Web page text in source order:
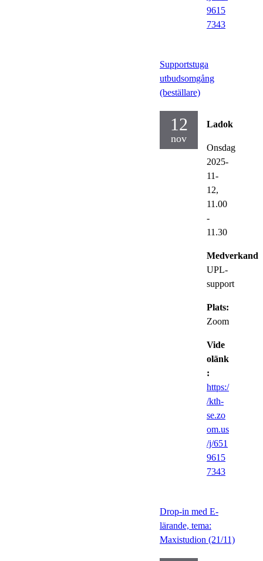
9615
7343
Supportstuga
utbudsomgång
(beställare)
12
nov
Ladok
Onsdag
2025-
11-
12,
11.00
-
11.30
UPL-
support
Plats:
Zoom
Vide
olänk
:
https:/
/kth-
se.zo
om.us
/j/651
9615
7343
Drop-in med E-
lärande, tema:
Maxistudion (21/11)